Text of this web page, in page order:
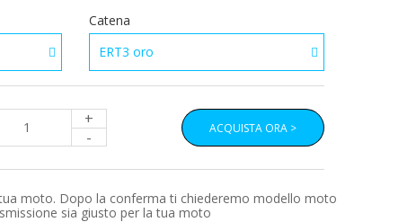
Catena
ERT3 oro
+
-
ACQUISTA ORA >
moto. Dopo la conferma ti chiederemo modello moto
sia giusto per la tua moto